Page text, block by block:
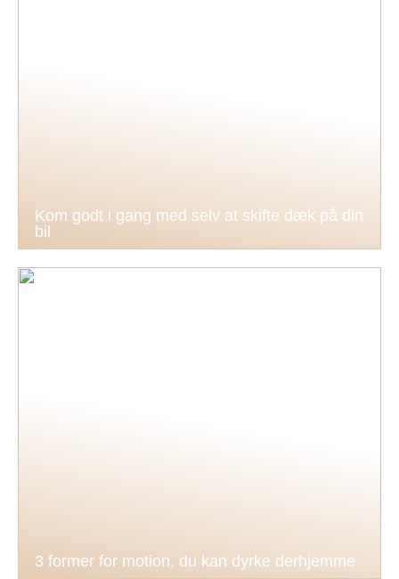
Kom godt i gang med selv at skifte dæk på din
bil
3 former for motion, du kan dyrke derhjemme